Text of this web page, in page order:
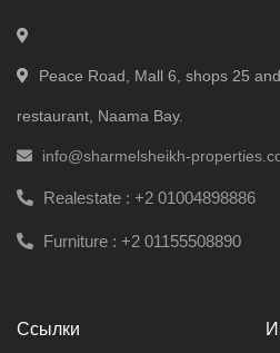
Peace Road, Mall 6, shops 25
restaurant, Naama Bay.
info@sharmelsheikh-
Realestate : +2 01004898886
Furniture : +2 01155508890
Ссылки